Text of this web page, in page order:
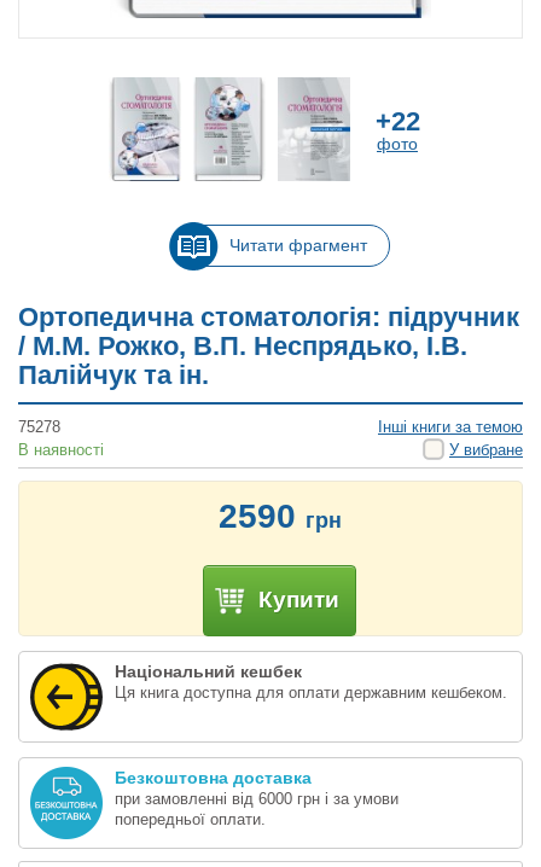
+22
фото
Читати фрагмент
Ортопедична стоматологія: підручник
/ М.М. Рожко, В.П. Неспрядько, І.В.
Палійчук та ін.
75278
Інші книги за темою
В наявності
У вибране
2590 грн
Купити
Національний кешбек
Ця книга доступна для оплати державним кешбеком.
Безкоштовна доставка
при замовленні від 6000 грн і за умови
попередньої оплати.